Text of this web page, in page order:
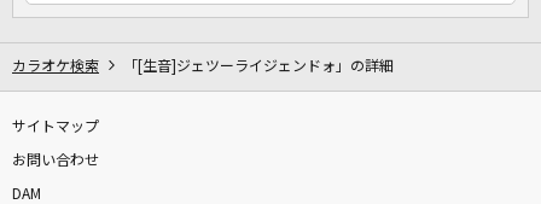
カラオケ検索 「[生音]ジェツーライジェンドォ」の詳細
サイトマップ
お問い合わせ
DAM